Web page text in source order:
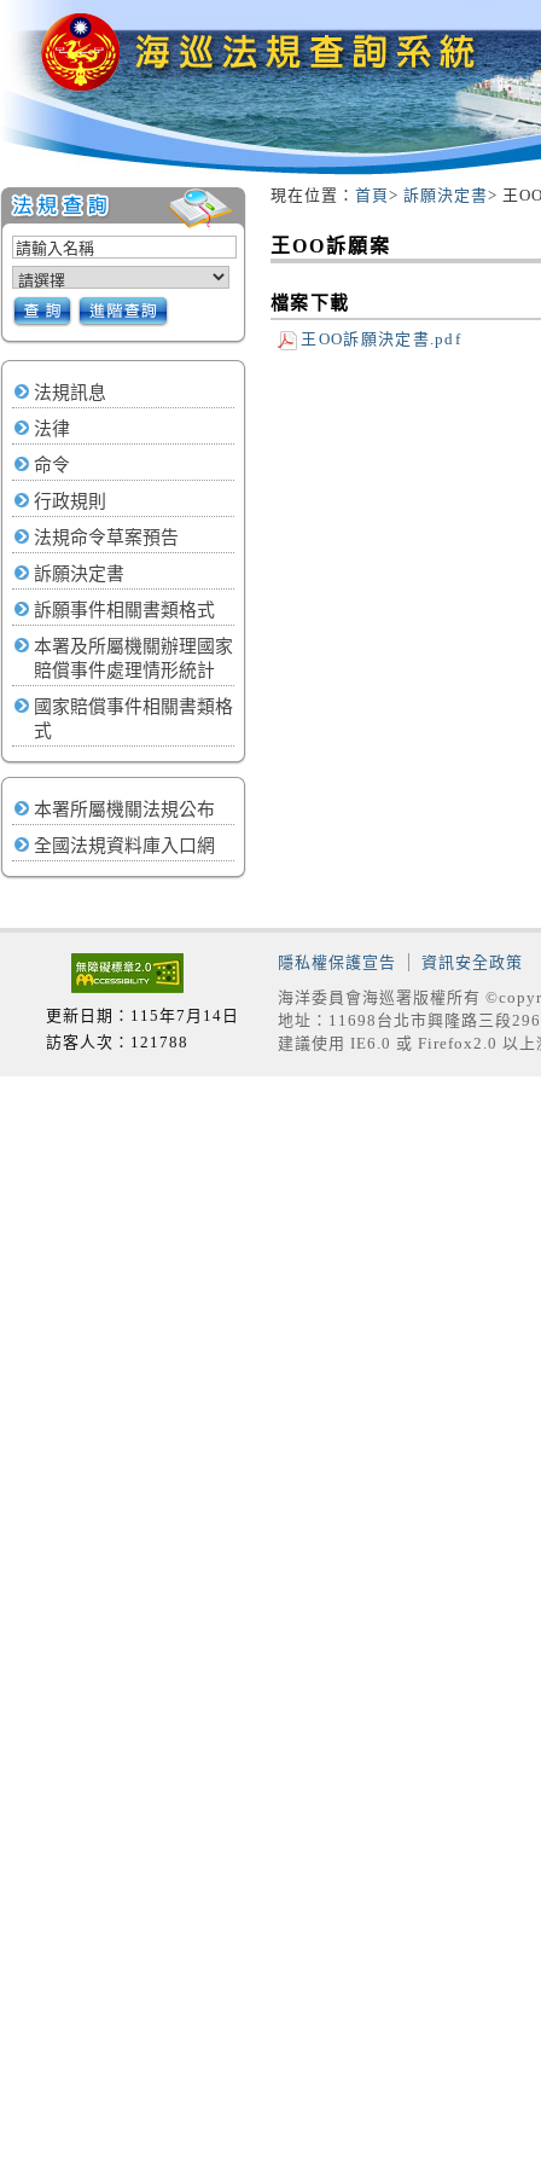
法規訊息
法律
命令
行政規則
法規命令草案預告
訴願決定書
訴願事件相關書類格式
本署及所屬機關辦理國家
賠償事件處理情形統計
國家賠償事件相關書類格
式
本署所屬機關法規公布
全國法規資料庫入口網
現在位置： 首頁> 訴願決定書> 王
王OO訴願案
檔案下載
王OO訴願決定書.pdf
更新日期：115年7月14日
訪客人次：121788
隱私權保護宣告
資訊安全政策
海洋委員會海巡署版權所有
地址：11698台北市興隆路三段
建議使用 IE6.0 或 Firefox2.0 以